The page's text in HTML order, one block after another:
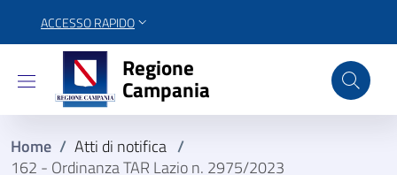
ACCESSO RAPIDO
Regione Campania
Regione
Campania
Home / Atti di notifica /
162 - Ordinanza TAR Lazio n. 2975/2023